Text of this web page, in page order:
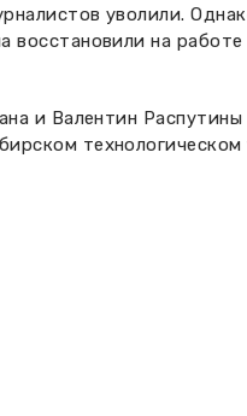
уволили.
на
и Валентин
технологическом